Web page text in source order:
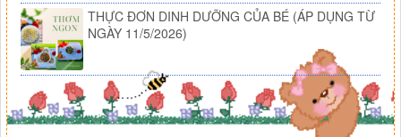
THỰC ĐƠN DINH DƯỠNG CỦA BÉ (ÁP DỤNG TỪ
NGÀY 11/5/2026)